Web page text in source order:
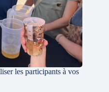
les participants à vos